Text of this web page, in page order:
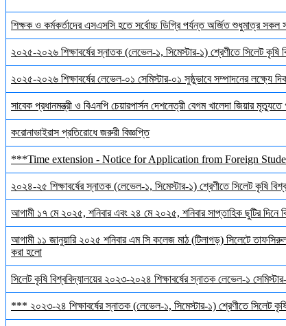
শিক্ষক ও কর্মকর্তাদের এসএসসি হতে সর্বোচ্চ ডিগ্রি পর্যন্ত অর্জিত শুধুমাত্র
২০২৫-২০২৬ শিক্ষাবর্ষের স্নাতক (লেভেল-১, সিমেস্টার-১) শ্রেণীতে সিলেট কৃষি
২০২৫-২০২৬ শিক্ষাবর্ষের লেভেল-০১ সেমিস্টার-০১ সুষ্ঠুভাবে সম্পাদনের লক্ষ্যে
সাবেক প্রধানমন্ত্রী ও বিএনপি চেয়ারপার্সন দেশনেত্রী বেগম খালেদা জিয়ার
করোনাভাইরাস প্রতিরোধে জরুরী বিজ্ঞপ্তি
***Time extension - Notice for Application from Foreign
২০২৪-২৫ শিক্ষাবর্ষের স্নাতক (লেভেল-১, সিমেস্টার-১) শ্রেণীতে সিলেট কৃষি
আগামী ১৭ মে ২০২৫, শনিবার এবং ২৪ মে ২০২৫, শনিবার সাপ্তাহিক ছুটির দিনে
আগামী ১১ জানুয়ারি ২০২৫ শনিবার এম সি কলেজ মাঠ (টিলাগড়) সিলেটে
করা হলো
সিলেট কৃষি বিশ্ববিদ্যালয়ের ২০২৩-২০২৪ শিক্ষাবর্ষের স্নাতক লেভেল-১
*** ২০২৩-২৪ শিক্ষাবর্ষের স্নাতক (লেভেল-১, সিমেস্টার-১) শ্রেণীতে সিলেট